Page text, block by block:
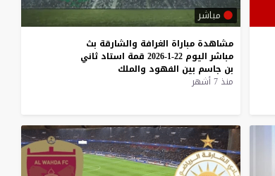
مباشر
مشاهدة مباراة الغرافة والشارقة بث
مباشر اليوم 22-1-2026 قمة استاد ثاني
بن جاسم بين الفهود والملك
منذ 7 أشهر